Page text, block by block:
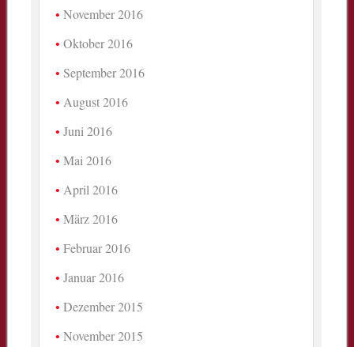
November 2016
Oktober 2016
September 2016
August 2016
Juni 2016
Mai 2016
April 2016
März 2016
Februar 2016
Januar 2016
Dezember 2015
November 2015